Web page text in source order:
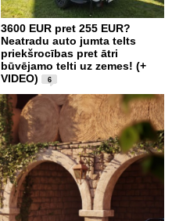
3600 EUR pret 255 EUR?
Neatradu auto jumta telts
priekšrocības pret ātri
būvējamo telti uz zemes! (+
VIDEO)
6